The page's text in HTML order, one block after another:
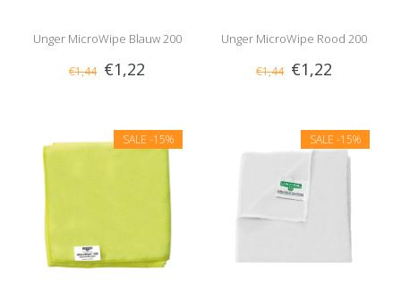
Unger MicroWipe Blauw 200
€1,44 €1,22
Unger MicroWipe Rood 200
€1,44 €1,22
SALE -15% SALE -15%